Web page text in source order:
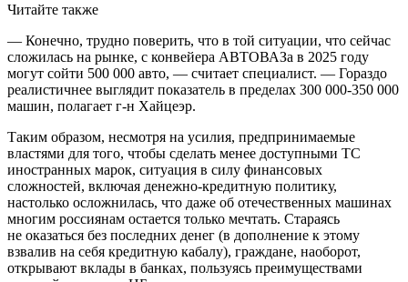
Читайте также
— Конечно, трудно поверить, что в той ситуации, что сейчас
сложилась на рынке, с конвейера АВТОВАЗа в 2025 году
могут сойти 500 000 авто, — считает специалист. — Гораздо
реалистичнее выглядит показатель в пределах 300 000-350 000
машин, полагает г-н Хайцеэр.
Таким образом, несмотря на усилия, предпринимаемые
властями для того, чтобы сделать менее доступными ТС
иностранных марок, ситуация в силу финансовых
сложностей, включая денежно-кредитную политику,
настолько осложнилась, что даже об отечественных машинах
многим россиянам остается только мечтать. Стараясь
не оказаться без последних денег (в дополнение к этому
взвалив на себя кредитную кабалу), граждане, наоборот,
открывают вклады в банках, пользуясь преимуществами